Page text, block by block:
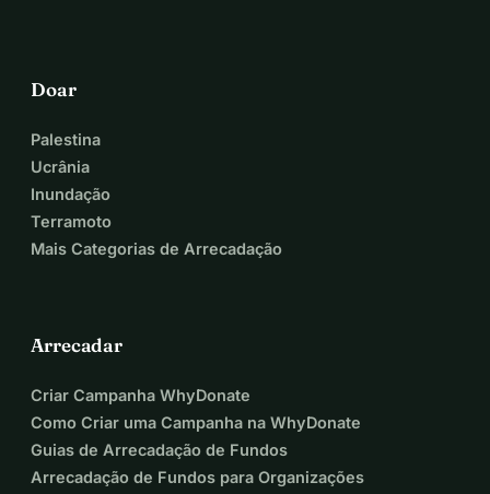
Doar
Palestina
Ucrânia
Inundação
Terramoto
Mais Categorias de Arrecadação
Arrecadar
Criar Campanha WhyDonate
Como Criar uma Campanha na WhyDonate
Guias de Arrecadação de Fundos
Arrecadação de Fundos para Organizações